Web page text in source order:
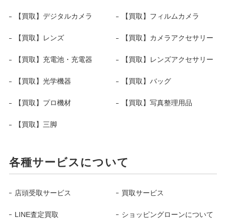
【買取】デジタルカメラ 【買取】フィルムカメラ
【買取】レンズ 【買取】カメラアクセサリー
【買取】充電池・充電器 【買取】レンズアクセサリー
【買取】光学機器 【買取】バッグ
【買取】プロ機材 【買取】写真整理用品
【買取】三脚
各種サービスについて
店頭受取サービス 買取サービス
LINE査定買取 ショッピングローンについて